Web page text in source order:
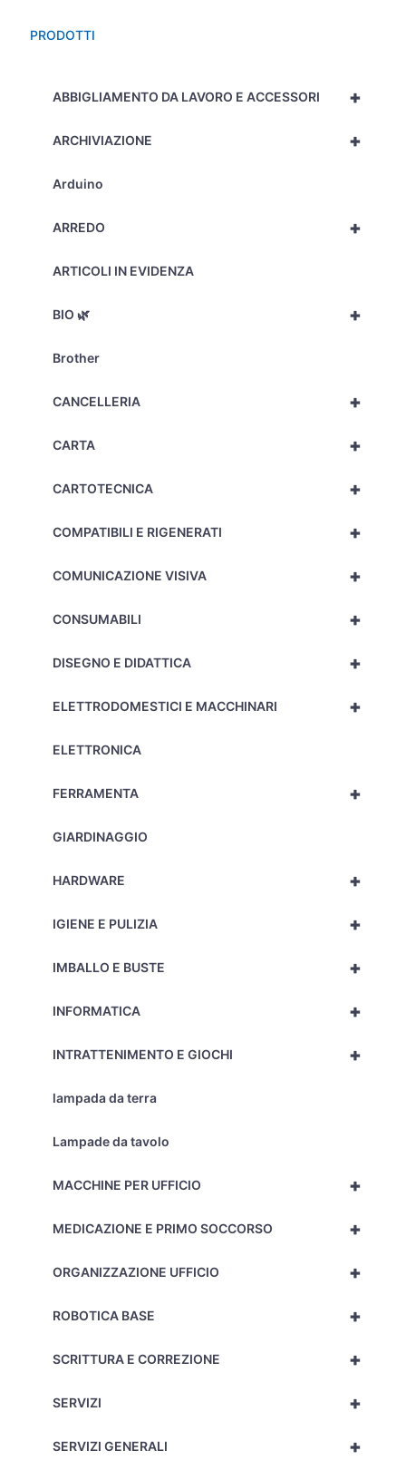
PRODOTTI
+
ABBIGLIAMENTO DA LAVORO E ACCESSORI
+
ARCHIVIAZIONE
Arduino
+
ARREDO
ARTICOLI IN EVIDENZA
+
BIO 🌿
Brother
+
CANCELLERIA
+
CARTA
+
CARTOTECNICA
+
COMPATIBILI E RIGENERATI
+
COMUNICAZIONE VISIVA
+
CONSUMABILI
+
DISEGNO E DIDATTICA
+
ELETTRODOMESTICI E MACCHINARI
ELETTRONICA
+
FERRAMENTA
GIARDINAGGIO
+
HARDWARE
+
IGIENE E PULIZIA
+
IMBALLO E BUSTE
+
INFORMATICA
+
INTRATTENIMENTO E GIOCHI
lampada da terra
Lampade da tavolo
+
MACCHINE PER UFFICIO
+
MEDICAZIONE E PRIMO SOCCORSO
+
ORGANIZZAZIONE UFFICIO
+
ROBOTICA BASE
+
SCRITTURA E CORREZIONE
+
SERVIZI
+
SERVIZI GENERALI
rosso